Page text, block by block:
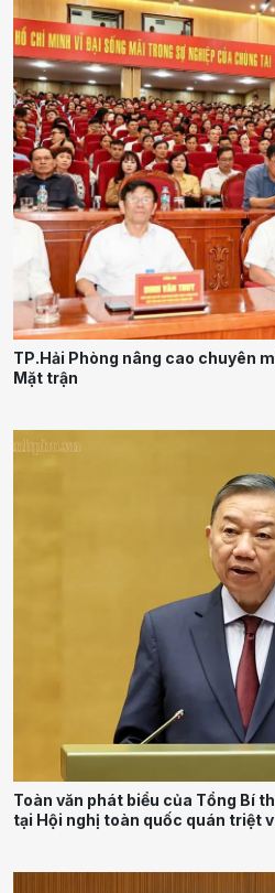
TP.Hải Phòng nâng cao chuyên
Mặt trận
Toàn văn phát biểu của Tổng Bí
tại Hội nghị toàn quốc quán triệt